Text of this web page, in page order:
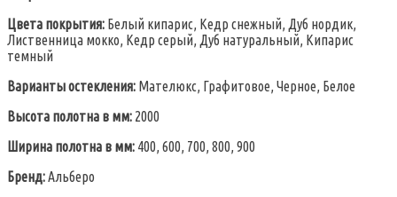
Цвета покрытия: Белый кипарис, Кедр снежный, Дуб нордик,
Лиственница мокко, Кедр серый, Дуб натуральный, Кипарис
темный
Варианты остекления: Мателюкс, Графитовое, Черное, Белое
Высота полотна в мм: 2000
Ширина полотна в мм: 400, 600, 700, 800, 900
Бренд:Альберо